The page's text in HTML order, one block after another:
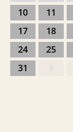
10
11
17
18
24
25
31